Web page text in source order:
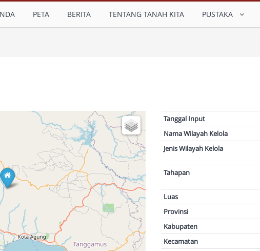
PETA BERITA TENTANG TANAH KITA PUSTAKA
Tanggal Input
Nama Wilayah Kelola
Jenis Wilayah Kelola
Tahapan
Luas
Provinsi
Kabupaten
Kecamatan